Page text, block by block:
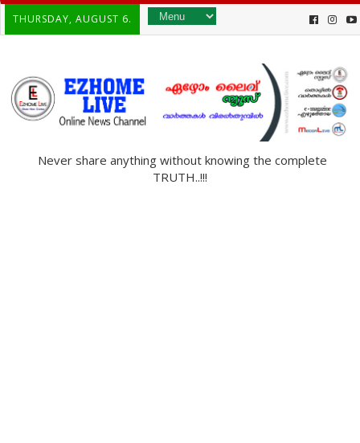
THURSDAY, AUGUST 6.
Never share anything without knowing the complete
TRUTH..!!!